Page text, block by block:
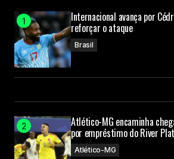
Internacional avança por
reforçar o ataque
Brasil
Atlético-MG encaminha
por empréstimo do River
Atlético-MG